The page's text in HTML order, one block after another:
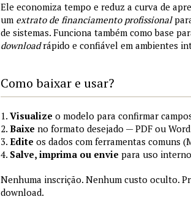
Ele economiza tempo e reduz a curva de
um extrato de financiamento profissional
de sistemas. Funciona também como base
downloadrápido e confiável em ambientes
Como baixar e usar?
1. Visualize o modelo para confirmar
2. Baixe no formato desejado — PDF ou
3. Edite os dados com ferramentas comuns
4. Salve, imprima ou envie para uso
Nenhuma inscrição. Nenhum custo oculto.
download.